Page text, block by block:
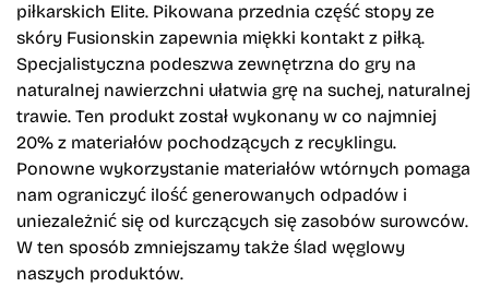
piłkarskich Elite. Pikowana przednia część stopy ze
skóry Fusionskin zapewnia miękki kontakt z piłką.
Specjalistyczna podeszwa zewnętrzna do gry na
naturalnej nawierzchni ułatwia grę na suchej, naturalnej
trawie. Ten produkt został wykonany w co najmniej
20% z materiałów pochodzących z recyklingu.
Ponowne wykorzystanie materiałów wtórnych pomaga
nam ograniczyć ilość generowanych odpadów i
uniezależnić się od kurczących się zasobów surowców.
W ten sposób zmniejszamy także ślad węglowy
naszych produktów.